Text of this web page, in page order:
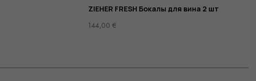
ZIEHER FRESH Бокалы для вина 2 шт
144,00€